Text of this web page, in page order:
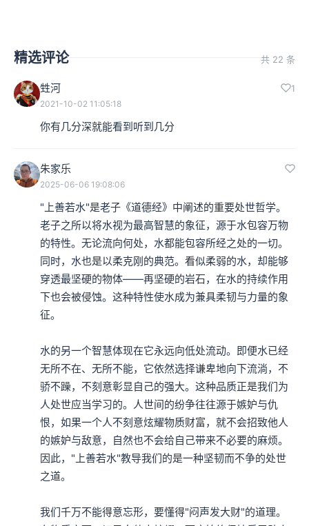
本集编辑：dy、西瓜
精选评论 共 22 条
甡河 1
2021-10-02 11:05:18
你有几分深就能看到听到几分
朱家乐
2025-06-06 19:08:06
"上善若水"是老子《道德经》中阐述的重要处世哲学。
老子之所以将水视为最高智慧的象征，源于水包容万物
的特性。无论流向何处，水都能包容所经之处的一切。
同时，水也是以柔克刚的典范。看似柔弱的水，却能够
穿透最坚硬的物体——再坚硬的岩石，在水的持续作用
下也会被侵蚀。这种特性使水成为兼具柔韧与力量的象
征。
水的另一个智慧体现在它永远向低处流动。即便水已经
无所不在、无所不能，它依然选择谦卑地向下流淌，不
骄不躁，不刻意彰显自己的强大。这种品质正是我们为
人处世应当学习的。人世间的纷争往往源于嫉妒与仇
恨，如果一个人不刻意炫耀物质财富，就不会招致他人
的嫉妒与敌意，自然也不会给自己带来不必要的麻烦。
因此，"上善若水"教导我们的是一种坚韧而不争的处世
之道。
我们千万不能得意忘形，要懂得"闷声发大财"的道理。